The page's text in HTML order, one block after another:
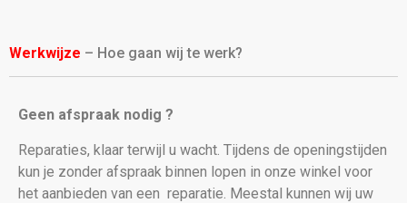
Werkwijze – Hoe gaan wij te werk?
Geen afspraak nodig ?
Reparaties, klaar terwijl u wacht. Tijdens de openingstijden
kun je zonder afspraak binnen lopen in onze winkel voor
het aanbieden van een reparatie. Meestal kunnen wij uw